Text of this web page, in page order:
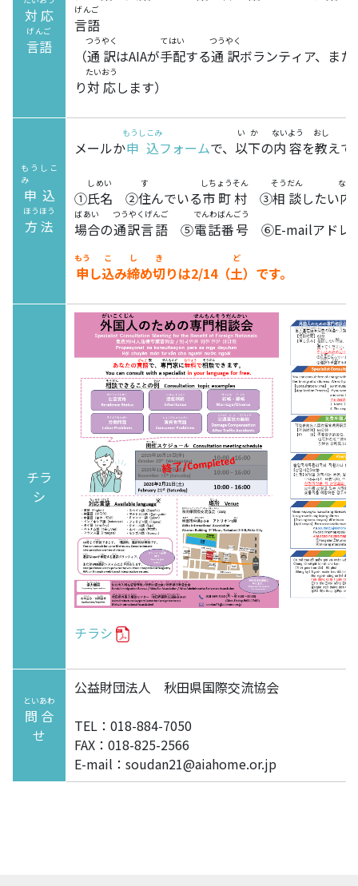
対応
言語
げんご
言語
げんご
（通訳
つうやく
はAIAが手配
てはい
する通訳
つうやく
ボランティア、ま
り対応
たいおう
します）
申込
もうしこ
み
方法
ほうほう
メールか申込
もうしこみ
フォームで、 以下
いか
の内容
ないよう
を教
おし
え
①氏名
しめい
②住
す
んでいる市町村
しちょうそん
③相談
そうだん
したい内
ない
場合
ばあい
の通訳言語
つうやくげんご
⑤電話番号
でんわばんごう
⑥E-mailアドレ
申
もう
し込
こ
み締
し
め切
き
りは2/14（土
ど
）です。
チラ
シ
チラシ
問合
といあわ
せ
公益財団法人 秋田県国際交流協会
TEL：018-884-7050
FAX：018-825-2566
E-mail：soudan21@aiahome.or.jp